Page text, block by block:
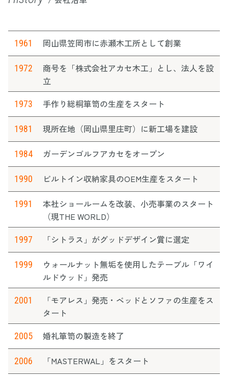
1961 岡山県笠岡市に赤瀬木工所として創業
1972
商号を「株式会社アカセ木工」とし、法人を設
立
1973 手作り総桐箪笥の生産をスタート
1981 現所在地（岡山県里庄町）に新工場を建設
1984 ガーデンゴルフアカセをオープン
1990 ビルトイン収納家具のOEM生産をスタート
1991
本社ショールームを改装、小売事業のスタート
（現THE WORLD）
1997 「シトラス」がグッドデザイン賞に選定
1999
ウォールナット無垢を使用したテーブル「ワイ
ルドウッド」発売
2001
「モアレス」発売・ベッドとソファの生産をス
タート
2005 婚礼箪笥の製造を終了
2006 「MASTERWAL」をスタート